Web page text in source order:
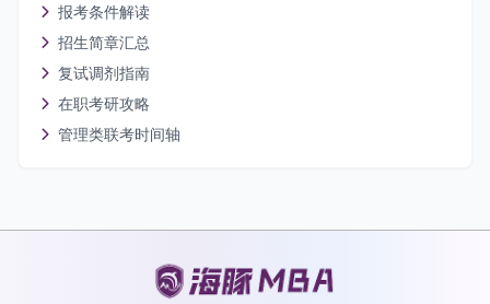
报考条件解读
招生简章汇总
复试调剂指南
在职考研攻略
管理类联考时间轴